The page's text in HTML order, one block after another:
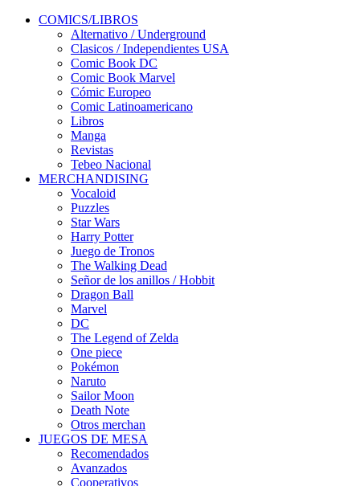
COMICS/LIBROS
Alternativo / Underground
Clasicos / Independientes USA
Comic Book DC
Comic Book Marvel
Cómic Europeo
Comic Latinoamericano
Libros
Manga
Revistas
Tebeo Nacional
MERCHANDISING
Vocaloid
Puzzles
Star Wars
Harry Potter
Juego de Tronos
The Walking Dead
Señor de los anillos / Hobbit
Dragon Ball
Marvel
DC
The Legend of Zelda
One piece
Pokémon
Naruto
Sailor Moon
Death Note
Otros merchan
JUEGOS DE MESA
Recomendados
Avanzados
Cooperativos